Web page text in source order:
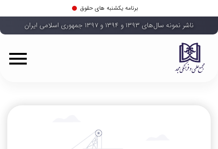
برنامه یکشنبه های حقوق
ناشر نمونه سال‌های ۱۳۹۳ و ۱۳۹۴ و ۱۳۹۷ جمهوری اسلامی ایران